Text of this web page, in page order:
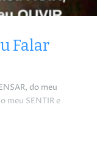
Falar
do meu
meu SENTIR e